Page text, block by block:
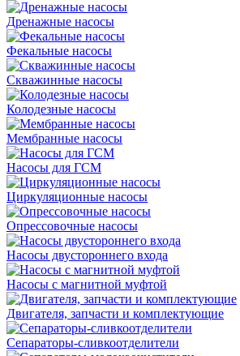
Дренажные насосы
Фекальные насосы
Скважинные насосы
Колодезные насосы
Мембранные насосы
Насосы для ГСМ
Циркуляционные насосы
Опрессовочные насосы
Насосы двустороннего входа
Насосы с магнитной муфтой
Двигателя, запчасти и комплектующие
Сепараторы-сливкоотделители